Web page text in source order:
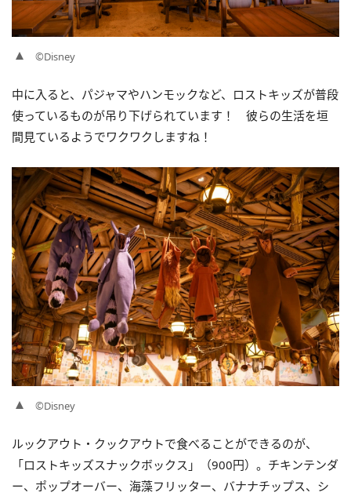
©Disney
中に入ると、パジャマやハンモックなど、ロストキッズが普段
使っているものが吊り下げられています！ 彼らの生活を垣
間見ているようでワクワクしますね！
©Disney
ルックアウト・クックアウトで食べることができるのが、
「ロストキッズスナックボックス」（900円）。チキンテンダ
ー、ポップオーバー、海藻フリッター、バナナチップス、シ